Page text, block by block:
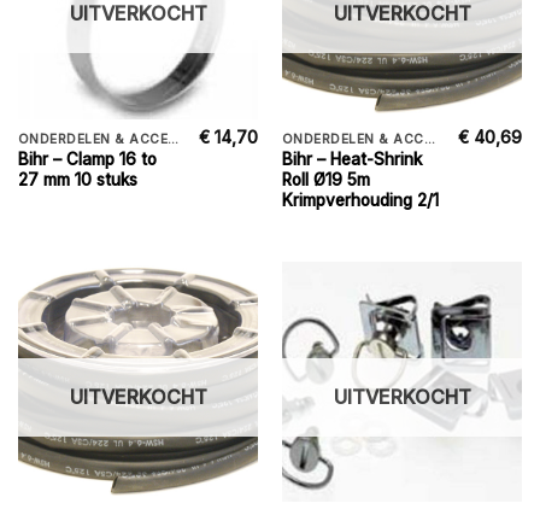
UITVERKOCHT
ONDERDELEN & ACCESSORIES
Bihr – Clamp 16 to
27 mm 10 stuks
€ 14,70
UITVERKOCHT
ONDERDELEN & ACCESSORIES
Bihr – Heat-Shrink
Roll Ø19 5m
Krimpverhouding 2/1
€ 40,69
UITVERKOCHT UITVERKOCHT